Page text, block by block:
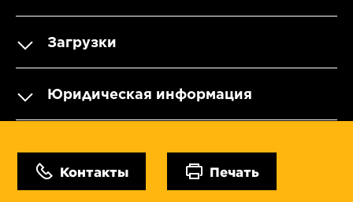
Загрузки
Юридическая информация
Контакты Печать